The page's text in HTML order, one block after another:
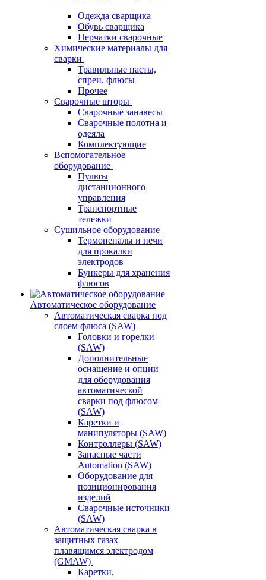
Одежда сварщика
Обувь сварщика
Перчатки сварочные
Химические материалы для
сварки
Травильные пасты,
спреи, флюсы
Прочее
Сварочные шторы
Сварочные занавесы
Сварочные полотна и
одеяла
Комплектующие
Вспомогательное
оборудование
Пульты
дистанционного
управления
Транспортные
тележки
Сушильное оборудование
Термопеналы и печи
для прокалки
электродов
Бункеры для хранения
флюсов
Автоматическое оборудование
Автоматическая сварка под
слоем флюса (SAW)
Головки и горелки
(SAW)
Дополнительные
оснащение и опции
для оборудования
автоматической
сварки под флюсом
(SAW)
Каретки и
манипуляторы (SAW)
Контроллеры (SAW)
Запасные части
Automation (SAW)
Оборудование для
позиционирования
изделий
Сварочные источники
(SAW)
Автоматическая сварка в
защитных газах
плавящимся электродом
(GMAW)
Каретки,